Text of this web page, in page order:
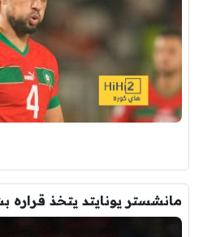
مانشستر يونايتد يتخذ قراره